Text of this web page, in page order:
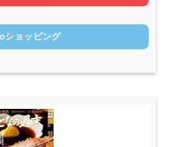
ショッピング